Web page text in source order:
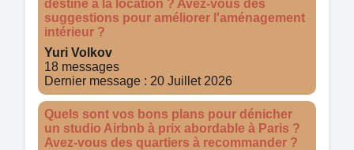
destiné à la location ? Avez-vous des
suggestions pour améliorer l'aménagement
intérieur ?
Yuri Volkov
18 messages
Dernier message : 20 Juillet 2026
Quels sont vos bons plans pour dénicher
un studio Airbnb à prix abordable à Paris ?
Avez-vous des quartiers à recommander ?